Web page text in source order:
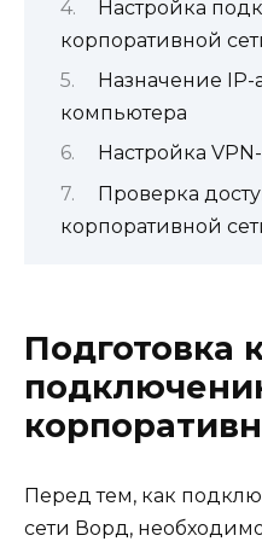
Настройка
корпоративной
Назначение IP-
компьютера
Настройка
Проверка
корпоративной
Подготовка
Перед тем, как
сети Ворд,